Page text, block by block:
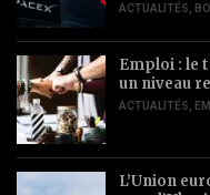
ACTUALITÉS
Emploi : le
un niveau
ACTUALITÉS
L’Union